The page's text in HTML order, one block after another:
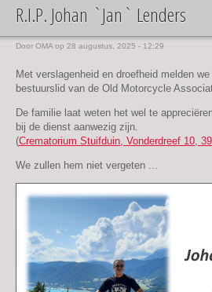
R.I.P. Johan `Jan` Lenders
Door OMA op 28 augustus, 2025 - 12:29
Met verslagenheid en droefheid melden
bestuurslid van de Old Motorcycle
De familie laat weten het wel te
bij de dienst aanwezig zijn.
(Crematorium Stuifduin, Vonderdreef 10,
We zullen hem niet vergeten ...